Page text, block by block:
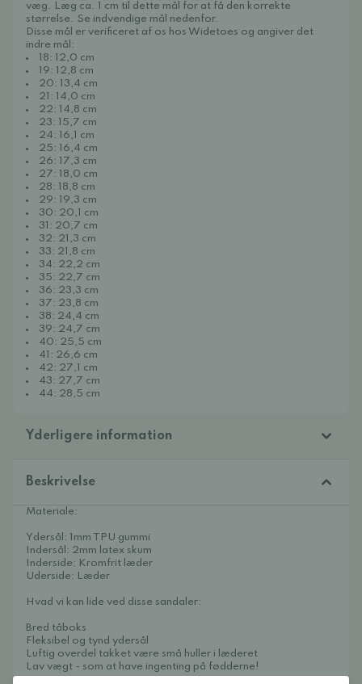
væg. Læg ca. 1 cm til dette mål for at få den korrekte
størrelse. Se indvendige mål nedenfor.
Disse mål er verificeret af os hos Widetoes og angiver det
indre mål:
18: 12,0 cm
19: 12,8 cm
20: 13,4 cm
21: 14,0 cm
22: 14,8 cm
23: 15,7 cm
24: 16,1 cm
25: 16,4 cm
26: 17,3 cm
27: 18,0 cm
28: 18,8 cm
29: 19,3 cm
30: 20,1 cm
31: 20,7 cm
32: 21,3 cm
33: 21,8 cm
34: 22,2 cm
35: 22,7 cm
36: 23,3 cm
37: 23,8 cm
38: 24,4 cm
39: 24,7 cm
40: 25,5 cm
41: 26,6 cm
42: 27,1 cm
43: 27,7 cm
44: 28,5 cm
Yderligere information
Beskrivelse
Materiale:
Ydersål: 1mm TPU gummi
Indersål: 2mm latex skum
Inderside: Kromfrit læder
Uderside: Læder
Hvad vi kan lide ved disse sandaler:
Bred tåboks
Fleksibel og tynd ydersål
Luftig overdel takket være små huller i læderet
Lav vægt - som at have ingenting på fødderne!